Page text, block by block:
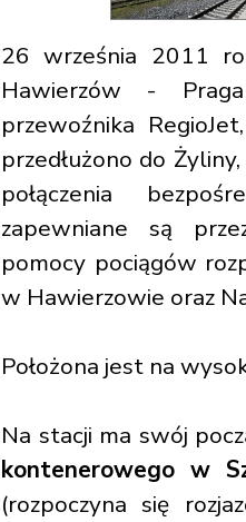
26 września 2011
Hawierzów -
przewoźnika
przedłużono do
połączenia
zapewniane są
pomocy pociągów
w Hawierzowie oraz
Położona jest na
Na stacji ma swój
kontenerowego w
(rozpoczyna się